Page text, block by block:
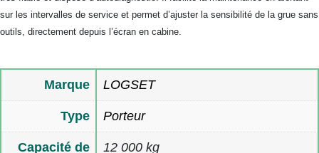
sur les intervalles de service et permet d’ajuster la sensibilité de la grue sans
outils, directement depuis l’écran en cabine.
Marque LOGSET
Type Porteur
Capacité de
12 000 kg